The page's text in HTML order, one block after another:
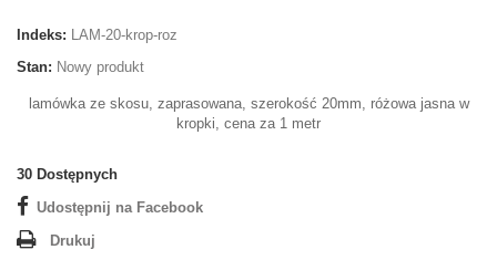
Indeks: LAM-20-krop-roz
Stan: Nowy produkt
lamówka ze skosu, zaprasowana, szerokość 20mm, różowa jasna w
kropki, cena za 1 metr
30 Dostępnych
Udostępnij na Facebook
Drukuj